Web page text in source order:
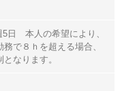
日 本人の希望により、
で８ｈを超える場合、
なります。